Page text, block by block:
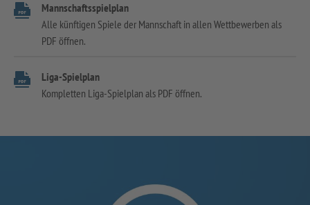
Mannschaftsspielplan
Alle künftigen Spiele der Mannschaft in allen Wettbewerben als
PDF öffnen.
Liga-Spielplan
Kompletten Liga-Spielplan als PDF öffnen.